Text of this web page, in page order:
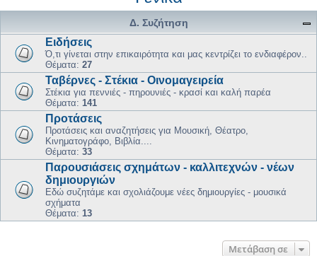
Δ. Συζήτηση
Ειδήσεις
Ό,τι γίνεται στην επικαιρότητα και μας κεντρίζει το ενδιαφέρον..
Θέματα: 27
Ταβέρνες - Στέκια - Οινομαγειρεία
Στέκια για πεννιές - πηρουνιές - κρασί και καλή παρέα
Θέματα: 141
Προτάσεις
Προτάσεις και αναζητήσεις για Μουσική, Θέατρο,
Κινηματογράφο, Βιβλία....
Θέματα: 33
Παρουσιάσεις σχημάτων - καλλιτεχνών - νέων
δημιουργιών
Εδώ συζητάμε και σχολιάζουμε νέες δημιουργίες - μουσικά
σχήματα
Θέματα: 13
Μετάβαση σε